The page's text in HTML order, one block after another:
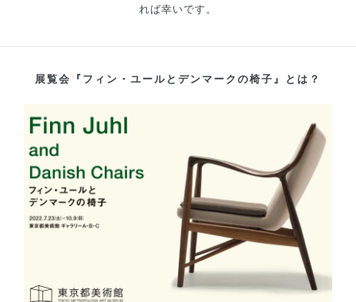
れば幸いです。
展覧会『フィン・ユールとデンマークの椅子』とは？